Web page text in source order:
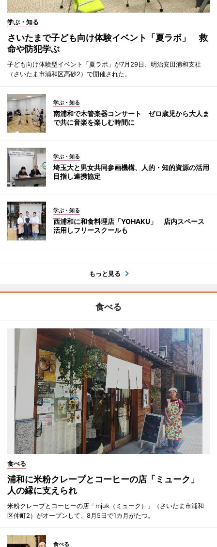
学ぶ・知る
さいたまで子ども向け体験イベント「夏ラボ」 救
命や防犯学ぶ
子ども向け体験型イベント「夏ラボ」が7月29日、明治安田浦和支社
（さいたま市浦和区高砂2）で開催された。
学ぶ・知る
南浦和で木管楽器コンサート ゼロ歳児から大人ま
で共に音楽を楽しむ時間に
学ぶ・知る
埼玉大と男女共同参画機構、人的・知的資源の活用
目指し連携協定
学ぶ・知る
西浦和に和食料理店「YOHAKU」 店内スペース
活用しフリースクールも
もっと見る
食べる
食べる
浦和に米粉クレープとコーヒーの店「ミューク」
人の縁に支えられ
米粉クレープとコーヒーの店「mjuk（ミューク）」（さいたま市浦和
区仲町2）がオープンして、8月5日で1カ月がたつ。
食べる